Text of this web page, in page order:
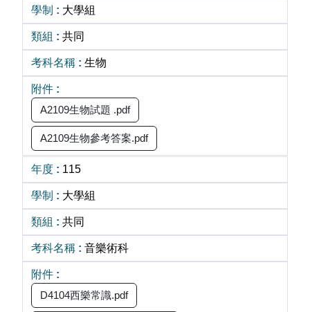
大學組
共同
生物
A2109生物試題 .pdf
A2109生物參考答案.pdf
115
大學組
共同
音樂術科
D4104西樂常識.pdf